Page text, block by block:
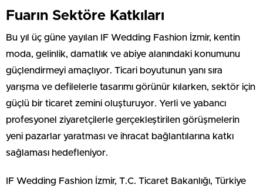
Fuarın Sektöre Katkıları
Bu yıl üç güne yayılan IF Wedding Fashion İzmir, kentin
moda, gelinlik, damatlık ve abiye alanındaki konumunu
güçlendirmeyi amaçlıyor. Ticari boyutunun yanı sıra
yarışma ve defilelerle tasarımı görünür kılarken, sektör için
güçlü bir ticaret zemini oluşturuyor. Yerli ve yabancı
profesyonel ziyaretçilerle gerçekleştirilen görüşmelerin
yeni pazarlar yaratması ve ihracat bağlantılarına katkı
sağlaması hedefleniyor.
IF Wedding Fashion İzmir, T.C. Ticaret Bakanlığı, Türkiye